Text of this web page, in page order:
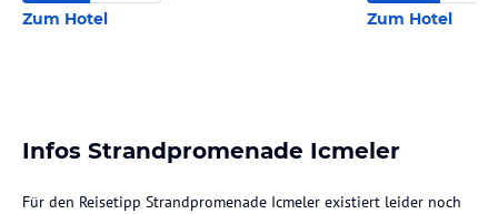
Zum Hotel Zum Hotel
Infos Strandpromenade Icmeler
Für den Reisetipp Strandpromenade Icmeler existiert leider noch